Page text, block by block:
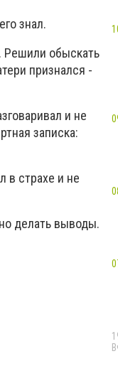
знал.
Решили обыскать
признался -
и не
записка:
в страхе и не
делать выводы.